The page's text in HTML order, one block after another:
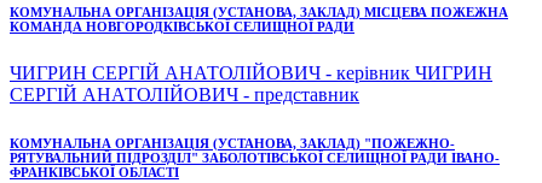
КОМУНАЛЬНА ОРГАНІЗАЦІЯ (УСТАНОВА, ЗАКЛАД) МІСЦЕВА ПОЖЕЖНА
КОМАНДА НОВГОРОДКІВСЬКОЇ СЕЛИЩНОЇ РАДИ
ЧИГРИН СЕРГІЙ АНАТОЛІЙОВИЧ - керівник ЧИГРИН
СЕРГІЙ АНАТОЛІЙОВИЧ - представник
КОМУНАЛЬНА ОРГАНІЗАЦІЯ (УСТАНОВА, ЗАКЛАД) "ПОЖЕЖНО-
РЯТУВАЛЬНИЙ ПІДРОЗДІЛ" ЗАБОЛОТІВСЬКОЇ СЕЛИЩНОЇ РАДИ ІВАНО-
ФРАНКІВСЬКОЇ ОБЛАСТІ